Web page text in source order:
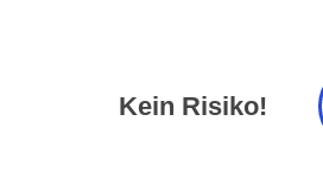
Kein Risiko!